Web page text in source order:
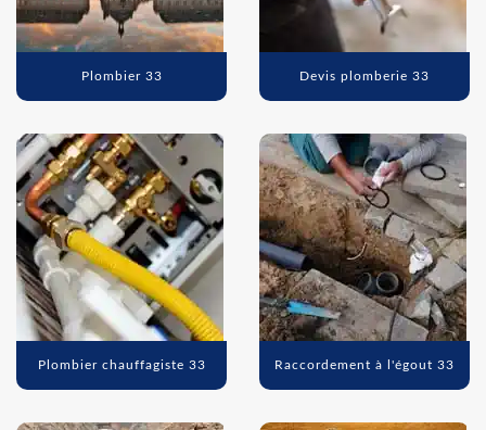
Plombier 33 Devis plomberie 33
Plombier chauffagiste 33 Raccordement à l'égout 33